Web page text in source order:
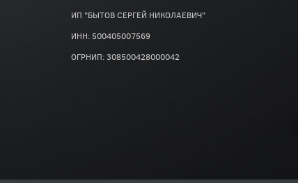
ИП "БЫТОВ СЕРГЕЙ НИКОЛАЕВИЧ"
ИНН: 500405007569
ОГРНИП: 308500428000042